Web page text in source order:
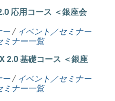
応用コース ＜銀座会
ー / イベント／セミナー
ミナー一覧
2.0 基礎コース ＜銀座
ー / イベント／セミナー
ミナー一覧